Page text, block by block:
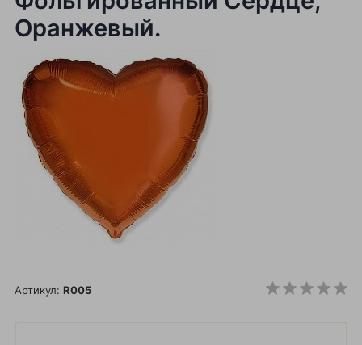
Оранжевый.
Артикул: R005